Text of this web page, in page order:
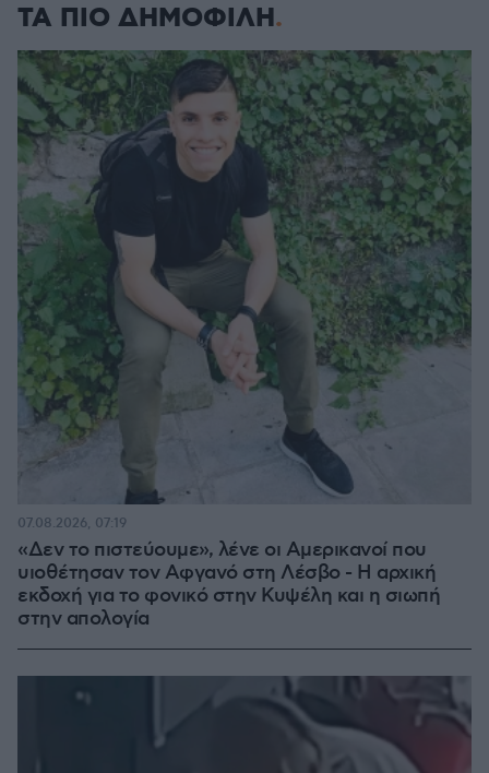
ΤΑ ΠΙΟ ΔΗΜΟΦΙΛΗ
«Δεν το πιστεύουμε», λένε οι Αμερικανοί που
υιοθέτησαν τον Αφγανό στη Λέσβο - Η αρχική
εκδοχή για το φονικό στην Κυψέλη και η σιωπή
στην απολογία
07.08.2026, 07:19